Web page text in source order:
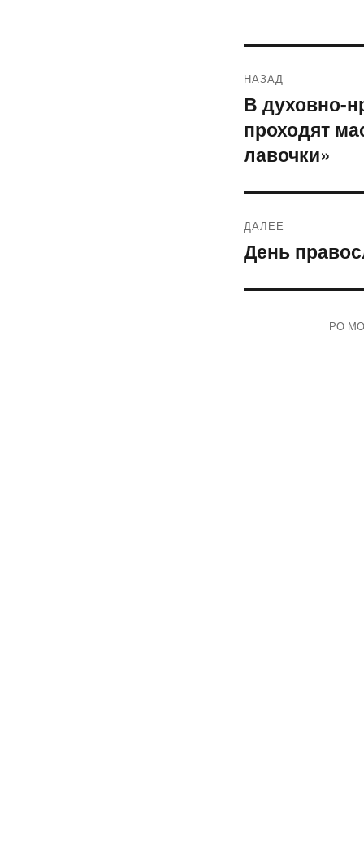
по
записям
НАЗАД
Предыдущая
запись:
В духовно-
проходят
лавочки»
ДАЛЕЕ
Следующая
День
РО